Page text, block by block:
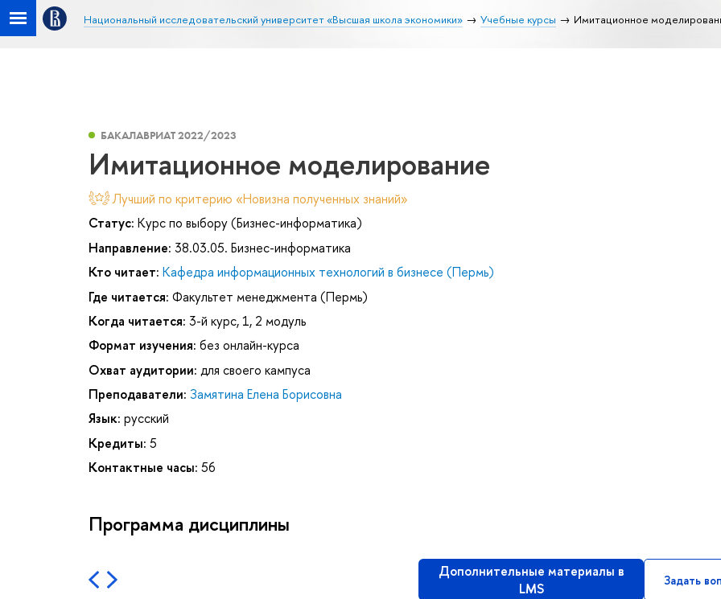
Национальный исследовательский университет «Высшая школа экономики» Учебные курсы Имитационное
БАКАЛАВРИАТ 2022/2023
Имитационное моделирование
Лучший по критерию «Новизна полученных знаний»
Статус: Курс по выбору (Бизнес-информатика)
Направление: 38.03.05. Бизнес-информатика
Кто читает: Кафедра информационных технологий в бизнесе (Пермь)
Где читается: Факультет менеджмента (Пермь)
Когда читается: 3-й курс, 1, 2 модуль
Формат изучения: без онлайн-курса
Охват аудитории: для своего кампуса
Преподаватели: Замятина Елена Борисовна
Язык: русский
Кредиты: 5
Контактные часы: 56
Программа дисциплины
Дополнительные материалы в
LMS
Задать